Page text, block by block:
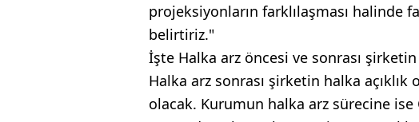
projeksiyonların farklılaşması halinde
belirtiriz."
İşte Halka arz öncesi ve sonrası şirketin
Halka arz sonrası şirketin halka açıklık
olacak. Kurumun halka arz sürecine ise